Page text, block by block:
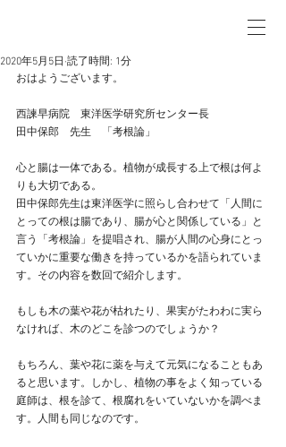
2020年5月5日 読了時間: 1分
おはようございます。
西諫早病院　東洋医学研究所センター長
田中保郎　先生　「考根論」
心と腸は一体である。植物が成長する上で根は何よ
りも大切である。
田中保郎先生は東洋医学に照らし合わせて「人間に
とっての根は腸であり、腸が心と関係している」と
言う「考根論」を提唱され、腸が人間の心身にとっ
ていかに重要な働きを持っているかを語られていま
す。その内容を数回で紹介します。
もしも木の葉や花が枯れたり、果実がたわわに実ら
なければ、木のどこを診つのでしょうか？
もちろん、葉や花に薬を与えて元気になることもあ
ると思います。しかし、植物の事をよく知っている
庭師は、根を診て、根腐れをいていないかを調べま
す。人間も同じなのです。